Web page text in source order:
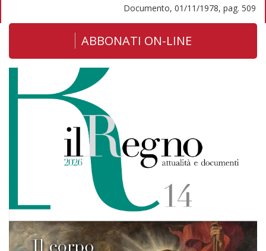
Documento, 01/11/1978, pag. 509
ABBONATI ON-LINE